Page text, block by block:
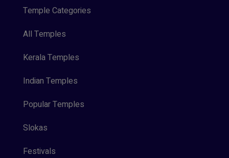
Temple Categories
All Temples
Kerala Temples
Indian Temples
Popular Temples
Slokas
Festivals